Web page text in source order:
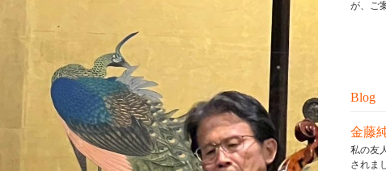
が、ご
Blog
金藤
私の友
されま